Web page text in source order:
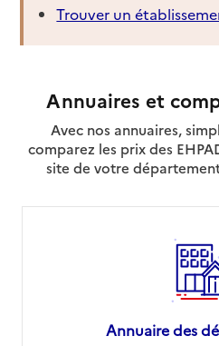
Trouver un
Annuaires et
Avec nos annuaires,
comparez les prix des
site de votre
Annuaire des